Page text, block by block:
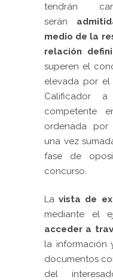
tendrán
serán
medio de la
relación
superen el
elevada por el
Calificador
competente
ordenada
una vez
fase de
concurso.
Lavista de
mediante el
acceder a
la
documentos
del